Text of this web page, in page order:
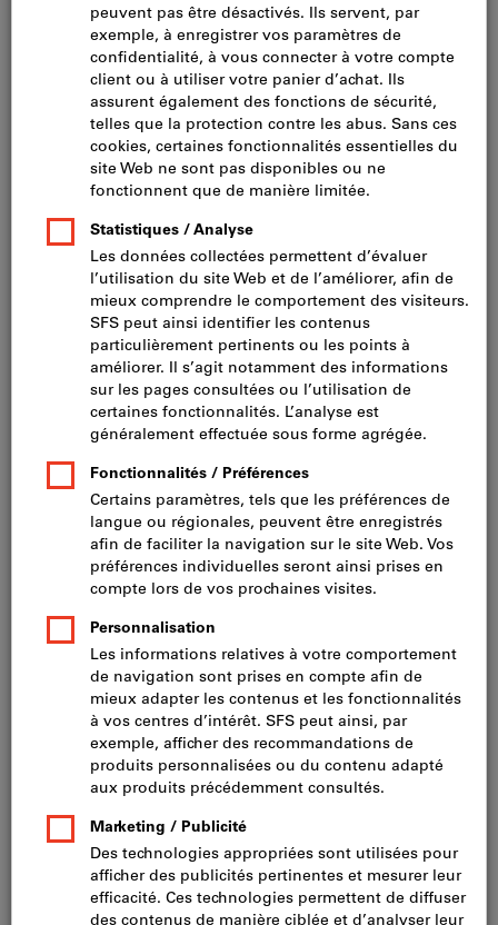
Technique de rivetage (136)
Goupilles et goupilles fendues (63)
Technique de chevilles et d'ancrage (167)
Fils et chaînes (127)
Eléments de disque et de sécurité (295)
Fixations bois (269)
Connecteurs pour bois (115)
Colliers de serrage, pinces pour tuyaux (24)
Points de fixation verrière et systèmes pour
auvents (51)
Éléments de commande et éléments normalisés
(138)
Pièces en plastique (22)
Fixations pour fenêtres (59)